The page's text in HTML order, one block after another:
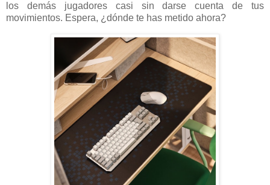
los demás jugadores casi sin darse cuenta de tus
movimientos. Espera, ¿dónde te has metido ahora?